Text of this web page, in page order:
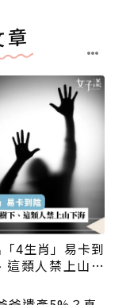
4生肖」易卡到
這類人禁上山下